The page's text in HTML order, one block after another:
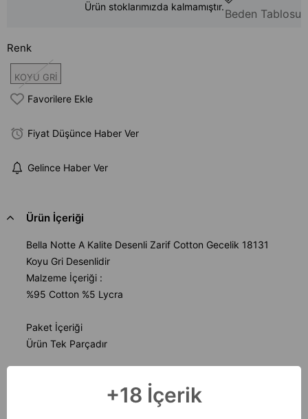
Beden Tablosu
Ürün stoklarımızda kalmamıştır.
Renk
KOYU GRİ
Favorilere Ekle
Fiyat Düşünce Haber Ver
Gelince Haber Ver
Ürün İçeriği
Bella Notte A Kalite Desenli Zarif Cotton Gecelik 18131
Koyu Gri Desenlidir
Malzeme İçeriği :
%95 Cotton %5 Lycra
Paket İçeriği
Ürün Tek Parçadır
değişiklik gösterebilir.+18 İçerik